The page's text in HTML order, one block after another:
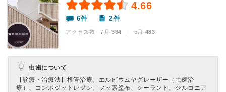
4.66
6件 2件
アクセス数 7月:364 | 6月:483
虫歯について
【診療・治療法】 根管治療、エルビウムヤグレーザー（虫歯治
療）、コンポジットレジン、フッ素塗布、シーラント、ジルコニア